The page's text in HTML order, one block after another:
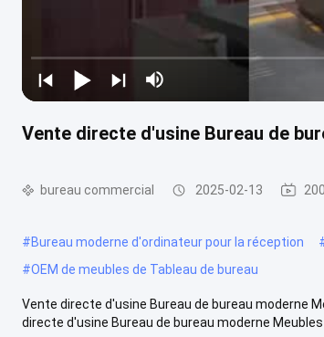
Vente directe d'usine Bureau de
bureau commercial 2025-02-13
#Bureau moderne d'ordinateur pour la réception
#OEM de meubles de Tableau de bureau
Vente directe d'usine Bureau de bureau moderne
directe d'usine Bureau de bureau moderne Meubles